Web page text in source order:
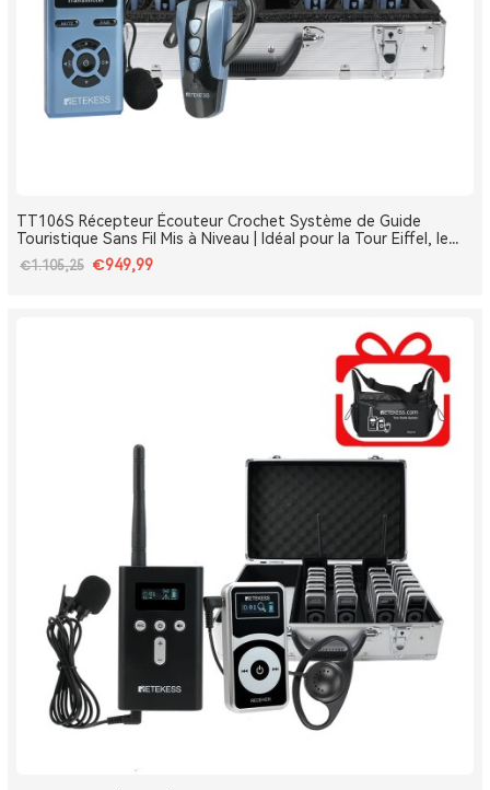
TT106S Récepteur Écouteur Crochet Système de Guide
Touristique Sans Fil Mis à Niveau | Idéal pour la Tour Eiffel, le
Louvre et les Monuments de France
€1.105,25 €949,99